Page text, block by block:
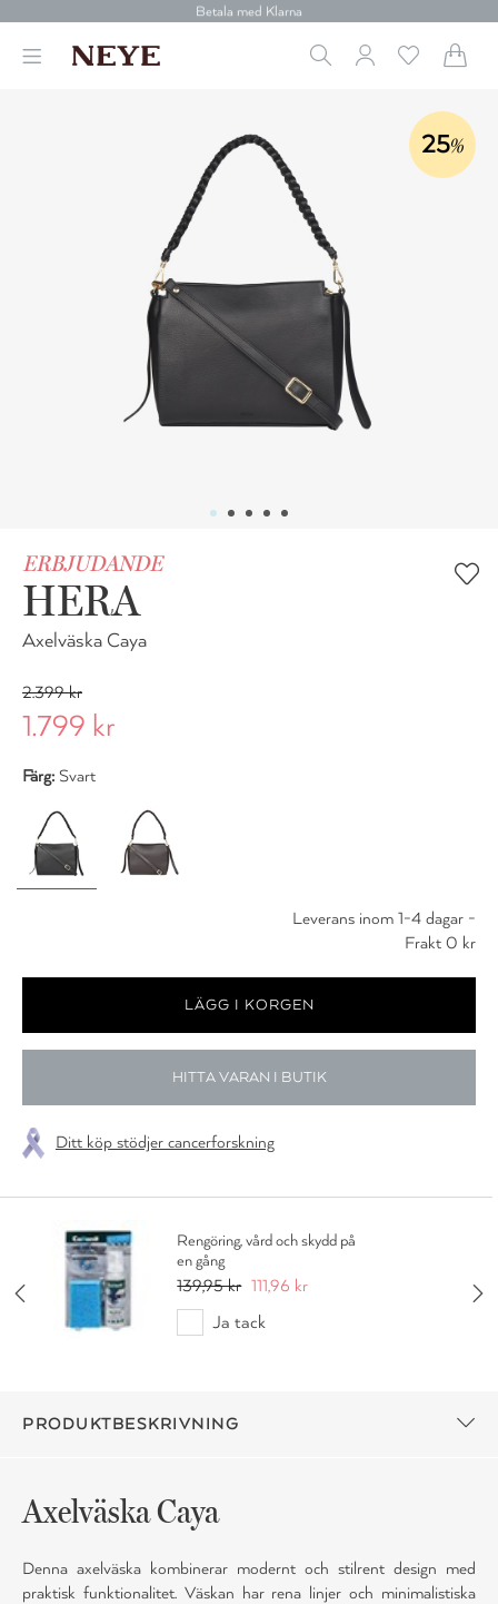
30 dagars retur
Betala med Klarna
Leverans 1-4 arbetsdagar
Betala med Klarna 25%
ERBJUDANDE
HERA
Axelväska Caya
2.399 kr
1.799 kr
Färg: Svart
Leverans inom 1-4 dagar -
Frakt 0 kr
HITTA VARAN I BUTIK
Ditt köp stödjer cancerforskning
Rengöring, vård och skydd på
en gång
139,95 kr 111,96 kr
Ja tack
PRODUKTBESKRIVNING
Axelväska Caya
Denna axelväska kombinerar modernt och stilrent design med
praktisk funktionalitet. Väskan har rena linjer och minimalistiska